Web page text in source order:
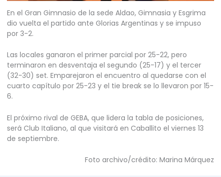
En el Gran Gimnasio de la sede Aldao, Gimnasia y Esgrima
dio vuelta el partido ante Glorias Argentinas y se impuso
por 3-2.
Las locales ganaron el primer parcial por 25-22, pero
terminaron en desventaja el segundo (25-17) y el tercer
(32-30) set. Emparejaron el encuentro al quedarse con el
cuarto capítulo por 25-23 y el tie break se lo llevaron por 15-
6.
El próximo rival de GEBA, que lidera la tabla de posiciones,
será Club Italiano, al que visitará en Caballito el viernes 13
de septiembre.
Foto archivo/crédito: Marina Márquez